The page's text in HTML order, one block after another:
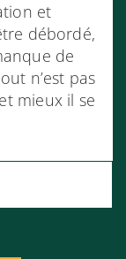
et
débordé,
de
n’est pas
mieux il se